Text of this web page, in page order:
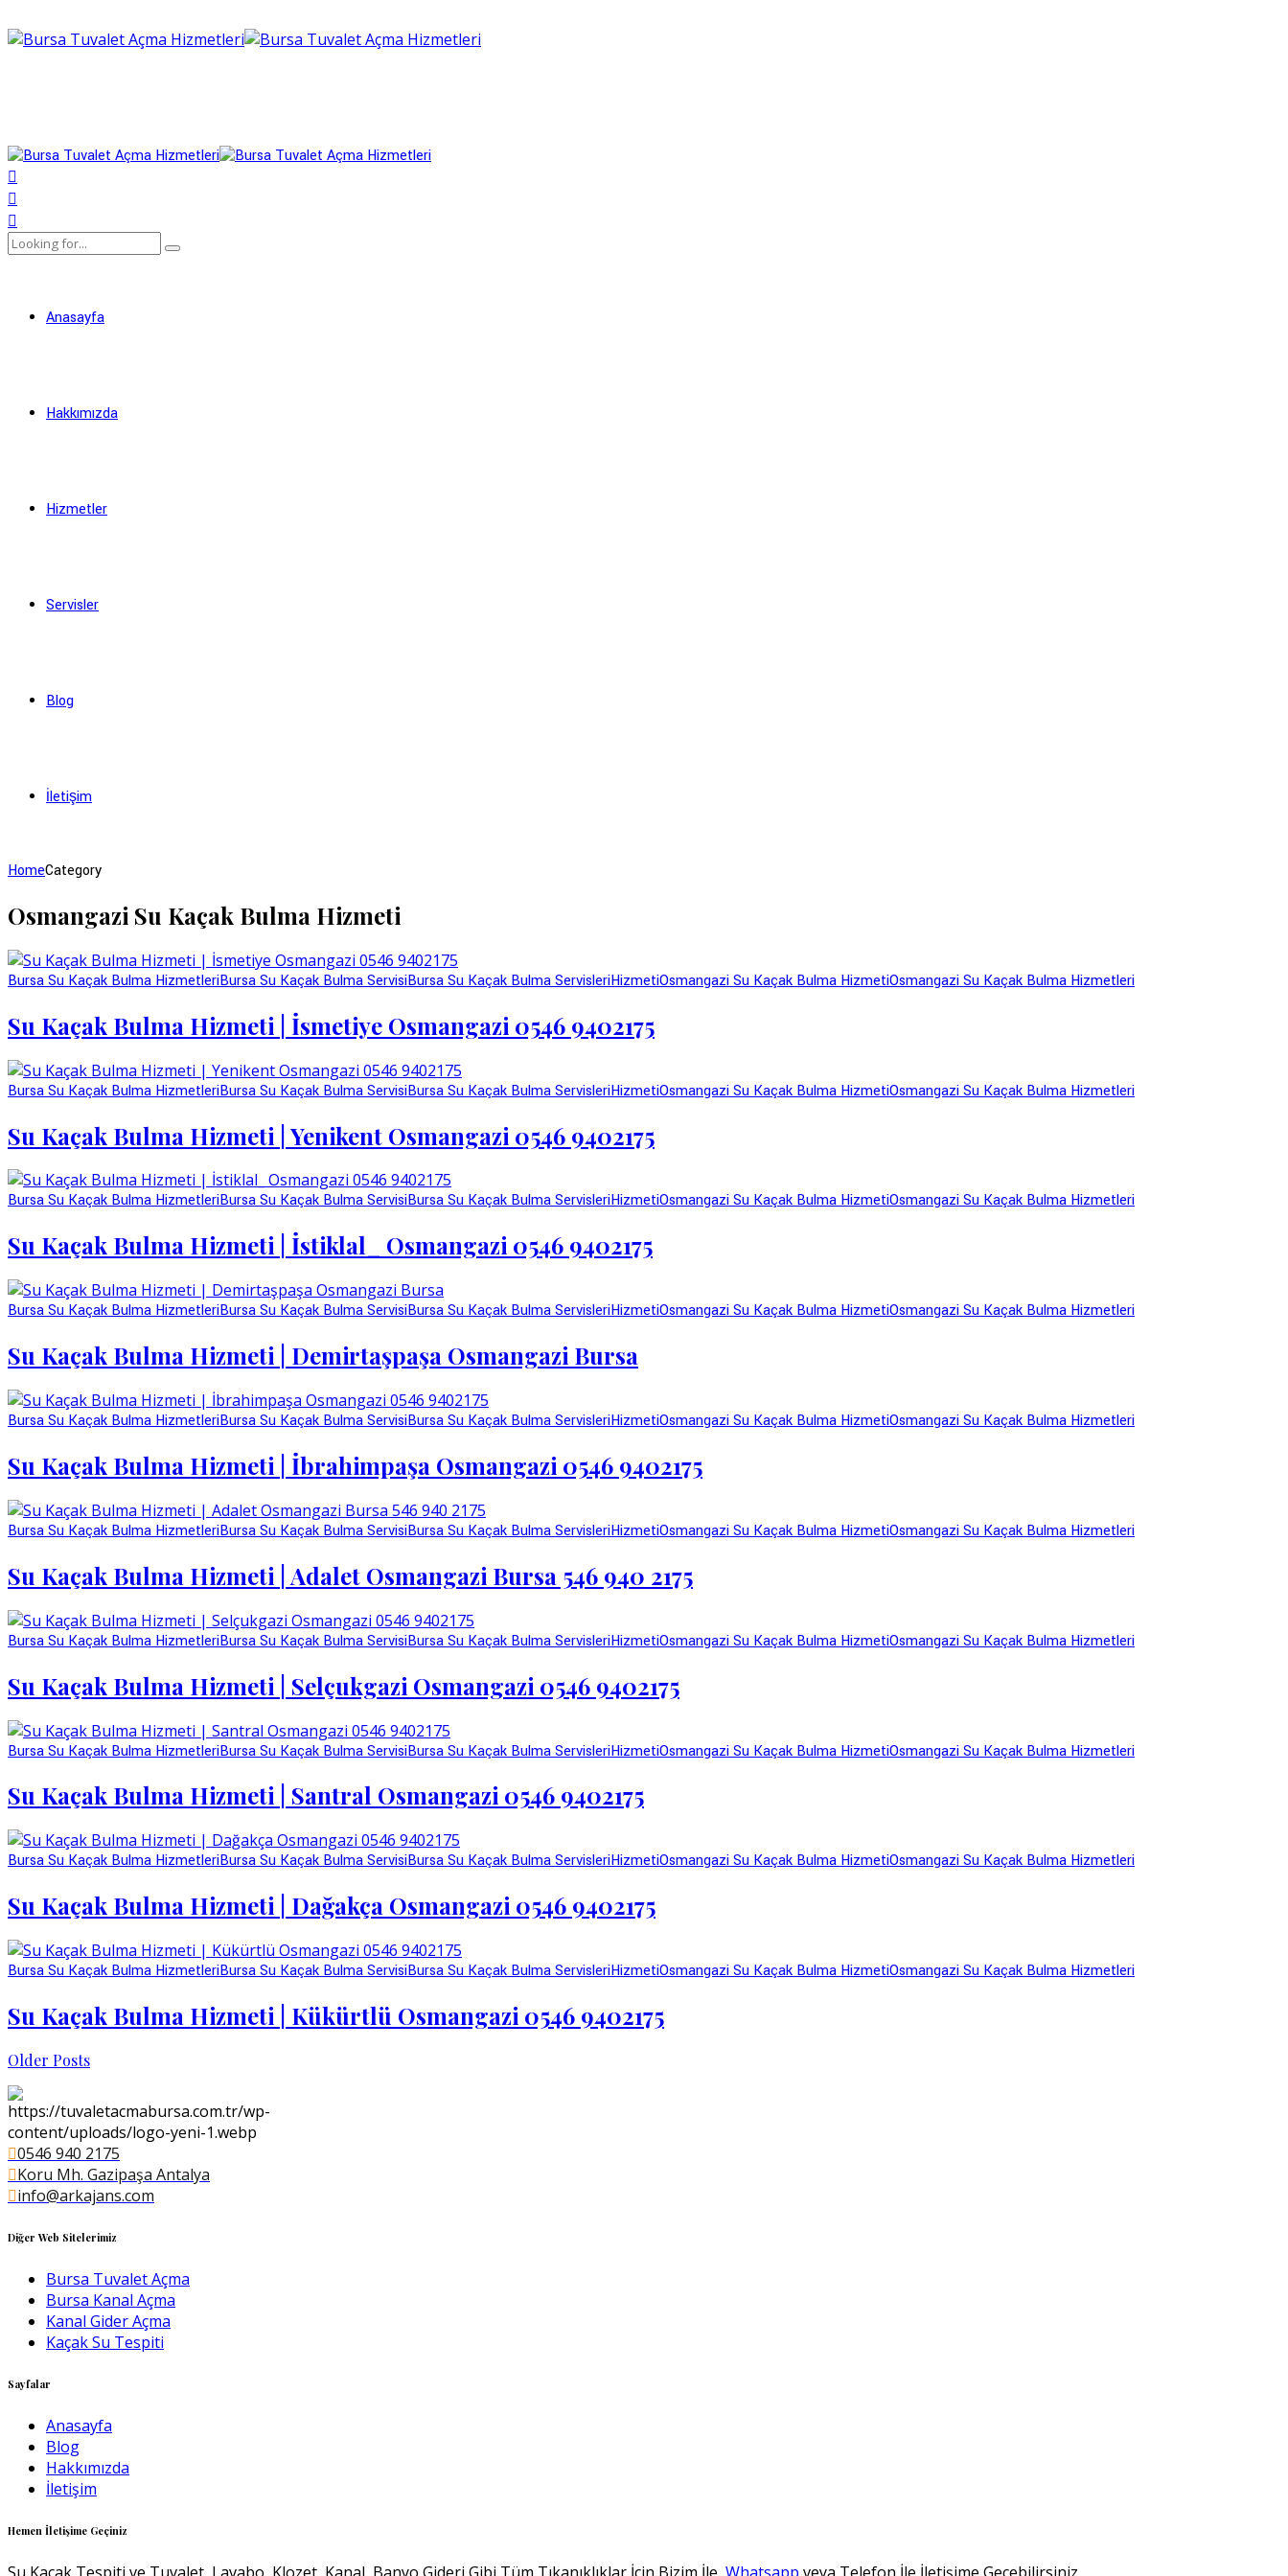
Anasayfa
Hakkımızda
Hizmetler
Servisler
Blog
İletişim
HomeCategory
Osmangazi Su Kaçak Bulma Hizmeti
Bursa Su Kaçak Bulma HizmetleriBursa Su Kaçak Bulma ServisiBursa Su Kaçak Bulma ServisleriHizmetiOsmangazi Su Kaçak Bulma HizmetiOsmangazi Su Kaçak Bulma Hizmetleri
Su Kaçak Bulma Hizmeti | İsmetiye Osmangazi 0546 9402175
Bursa Su Kaçak Bulma HizmetleriBursa Su Kaçak Bulma ServisiBursa Su Kaçak Bulma ServisleriHizmetiOsmangazi Su Kaçak Bulma HizmetiOsmangazi Su Kaçak Bulma Hizmetleri
Su Kaçak Bulma Hizmeti | Yenikent Osmangazi 0546 9402175
Bursa Su Kaçak Bulma HizmetleriBursa Su Kaçak Bulma ServisiBursa Su Kaçak Bulma ServisleriHizmetiOsmangazi Su Kaçak Bulma HizmetiOsmangazi Su Kaçak Bulma Hizmetleri
Su Kaçak Bulma Hizmeti | İstiklal_ Osmangazi 0546 9402175
Bursa Su Kaçak Bulma HizmetleriBursa Su Kaçak Bulma ServisiBursa Su Kaçak Bulma ServisleriHizmetiOsmangazi Su Kaçak Bulma HizmetiOsmangazi Su Kaçak Bulma Hizmetleri
Su Kaçak Bulma Hizmeti | Demirtaşpaşa Osmangazi Bursa
Bursa Su Kaçak Bulma HizmetleriBursa Su Kaçak Bulma ServisiBursa Su Kaçak Bulma ServisleriHizmetiOsmangazi Su Kaçak Bulma HizmetiOsmangazi Su Kaçak Bulma Hizmetleri
Su Kaçak Bulma Hizmeti | İbrahimpaşa Osmangazi 0546 9402175
Bursa Su Kaçak Bulma HizmetleriBursa Su Kaçak Bulma ServisiBursa Su Kaçak Bulma ServisleriHizmetiOsmangazi Su Kaçak Bulma HizmetiOsmangazi Su Kaçak Bulma Hizmetleri
Su Kaçak Bulma Hizmeti | Adalet Osmangazi Bursa 546 940 2175
Bursa Su Kaçak Bulma HizmetleriBursa Su Kaçak Bulma ServisiBursa Su Kaçak Bulma ServisleriHizmetiOsmangazi Su Kaçak Bulma HizmetiOsmangazi Su Kaçak Bulma Hizmetleri
Su Kaçak Bulma Hizmeti | Selçukgazi Osmangazi 0546 9402175
Bursa Su Kaçak Bulma HizmetleriBursa Su Kaçak Bulma ServisiBursa Su Kaçak Bulma ServisleriHizmetiOsmangazi Su Kaçak Bulma HizmetiOsmangazi Su Kaçak Bulma Hizmetleri
Su Kaçak Bulma Hizmeti | Santral Osmangazi 0546 9402175
Bursa Su Kaçak Bulma HizmetleriBursa Su Kaçak Bulma ServisiBursa Su Kaçak Bulma ServisleriHizmetiOsmangazi Su Kaçak Bulma HizmetiOsmangazi Su Kaçak Bulma Hizmetleri
Su Kaçak Bulma Hizmeti | Dağakça Osmangazi 0546 9402175
Bursa Su Kaçak Bulma HizmetleriBursa Su Kaçak Bulma ServisiBursa Su Kaçak Bulma ServisleriHizmetiOsmangazi Su Kaçak Bulma HizmetiOsmangazi Su Kaçak Bulma Hizmetleri
Su Kaçak Bulma Hizmeti | Kükürtlü Osmangazi 0546 9402175
Older Posts
0546 940 2175
Koru Mh. Gazipaşa Antalya
info@arkajans.com
Diğer Web Sitelerimiz
Bursa Tuvalet Açma
Bursa Kanal Açma
Kanal Gider Açma
Kaçak Su Tespiti
Sayfalar
Anasayfa
Blog
Hakkımızda
İletişim
Hemen İletişime Geçiniz